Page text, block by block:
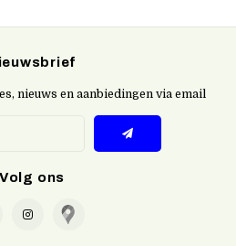
nieuws en aanbiedingen via email
Volg ons